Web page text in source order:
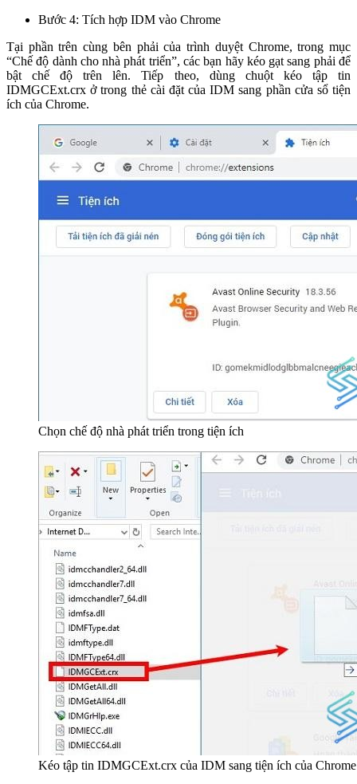
Bước 4: Tích hợp IDM vào Chrome
Tại phần trên cùng bên phải của trình duyệt Chrome, trong mục
“Chế độ dành cho nhà phát triển”, các bạn hãy kéo gạt sang phải để
bật chế độ trên lên. Tiếp theo, dùng chuột kéo tập tin
IDMGCExt.crx ở trong thẻ cài đặt của IDM sang phần cửa sổ tiện
ích của Chrome.
Chọn chế độ nhà phát triển trong tiện ích
Kéo tập tin IDMGCExt.crx của IDM sang tiện ích của